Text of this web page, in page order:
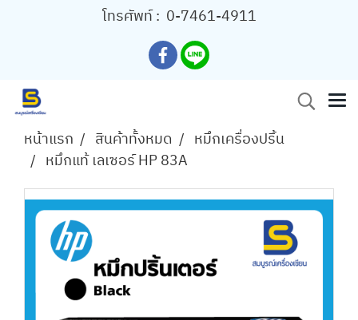
โทรศัพท์ : 0-7461-4911
หน้าแรก สินค้าทั้งหมด
หมึกเครื่องปริ้น
หมึกแท้ เลเซอร์ HP 83A